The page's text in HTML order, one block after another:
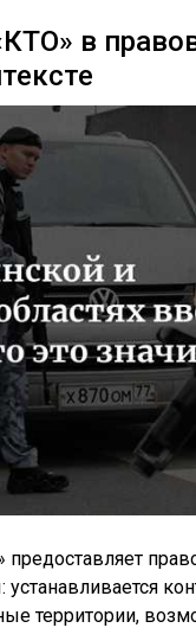
в
территории,